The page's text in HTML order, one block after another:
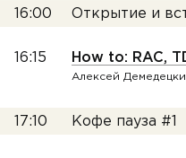
16:00 Открытие и
16:15 How to: RAC,
Алексей
17:10 Кофе пауза #1